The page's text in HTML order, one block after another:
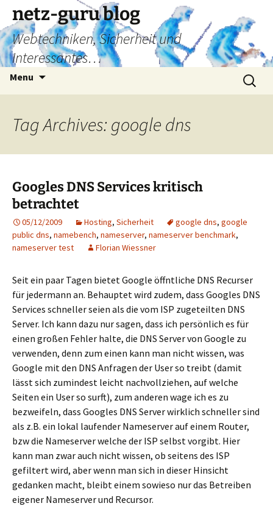
Skip
content
netz-guru blog
Webtechniken, Sicherheit und
Interessantes…
Menu
Search
for:
Tag Archives: google dns
Googles DNS Services kritisch
betrachtet
05/12/2009 Hosting, Sicherheit google dns, google
public dns, namebench, nameserver, nameserver benchmark,
nameserver test
Florian Wiessner
Seit ein paar Tagen bietet Google öffntliche DNS Recurser
für jedermann an. Behauptet wird zudem, dass Googles DNS
Services schneller seien als die vom ISP zugeteilten DNS
Server. Ich kann dazu nur sagen, dass ich persönlich es für
einen großen Fehler halte, die DNS Server von Google zu
verwenden, denn zum einen kann man nicht wissen, was
Google mit den DNS Anfragen der User so treibt (damit
lässt sich zumindest leicht nachvollziehen, auf welche
Seiten ein User so surft), zum anderen wage ich es zu
bezweifeln, dass Googles DNS Server wirklich schneller sind
als z.B. ein lokal laufender Nameserver auf einem Router,
bzw die Nameserver welche der ISP selbst vorgibt. Hier
kann man zwar auch nicht wissen, ob seitens des ISP
gefiltert wird, aber wenn man sich in dieser Hinsicht
gedanken macht, bleibt einem sowieso nur das Betreiben
eigener Nameserver und Recursor.